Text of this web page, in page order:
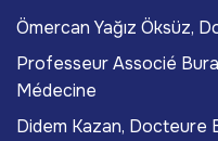
Ömercan Yağız Öksüz,
Professeur Associé
Médecine
Didem Kazan, Docteure